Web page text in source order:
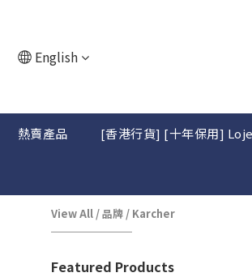
English
熱賣產品 [香港行貨] [十年保用]
View All /品牌 / Karcher
Featured Products